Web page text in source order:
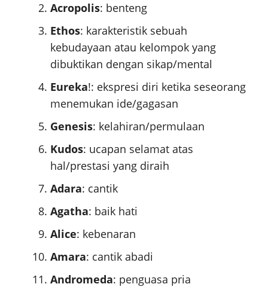
Acropolis: benteng
Ethos: karakteristik sebuah
kebudayaan atau kelompok yang
dibuktikan dengan sikap/mental
Eureka!: ekspresi diri ketika seseorang
menemukan ide/gagasan
Genesis: kelahiran/permulaan
Kudos: ucapan selamat atas
hal/prestasi yang diraih
Adara: cantik
Agatha: baik hati
Alice: kebenaran
Amara: cantik abadi
Andromeda: penguasa pria